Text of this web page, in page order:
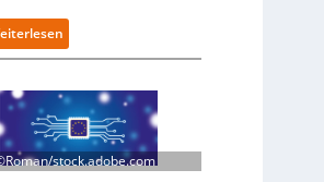
u
b
r
i
n
t
e
:
S
h
a
r
z
stock.adobe.com